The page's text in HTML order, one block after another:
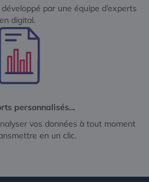
par une équipe d’experts
en digital.
personnalisés…
vos données à tout moment
en un clic.